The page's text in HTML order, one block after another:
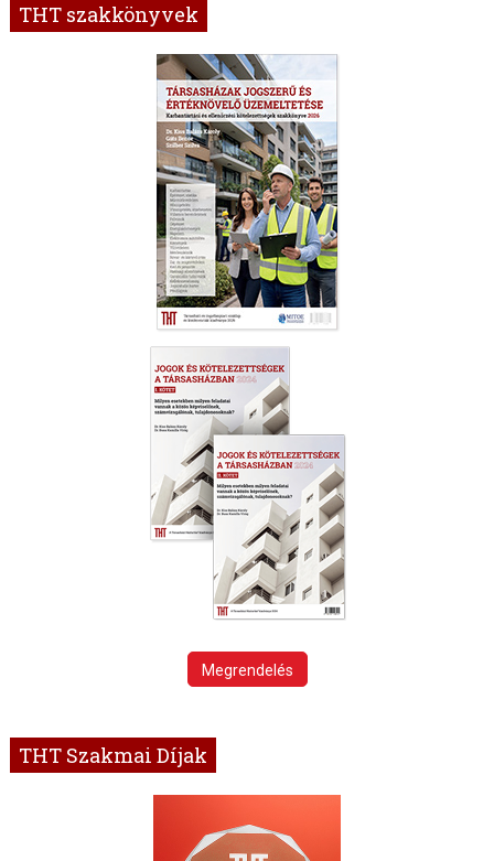
THT szakkönyvek
Megrendelés
THT Szakmai Díjak